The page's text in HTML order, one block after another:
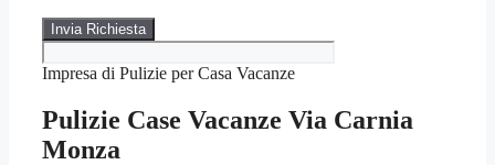
Impresa di Pulizie per Casa Vacanze
Pulizie Case Vacanze Via Carnia
Monza